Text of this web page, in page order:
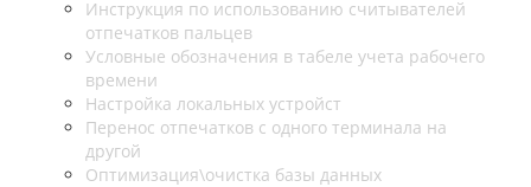
Инструкция по использованию считывателей
отпечатков пальцев
Условные обозначения в табеле учета рабочего
времени
Настройка локальных устройст
Перенос отпечатков с одного терминала на
другой
Оптимизация\очистка базы данных